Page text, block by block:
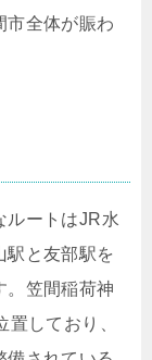
市全体が賑わ
ルートはJR水
駅と友部駅を
。笠間稲荷神
しており、